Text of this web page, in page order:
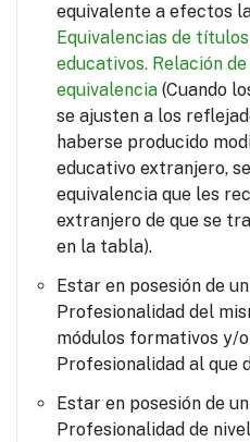
equivalente a efectos
Equivalencias de
educativos. Relación
equivalencia (Cuando
se ajusten a los
haberse producido
educativo extranjero,
equivalencia que les
extranjero de que se
en la tabla).
Estar en posesión de
Profesionalidad del
módulos formativos y/
Profesionalidad al que
Estar en posesión de
Profesionalidad de